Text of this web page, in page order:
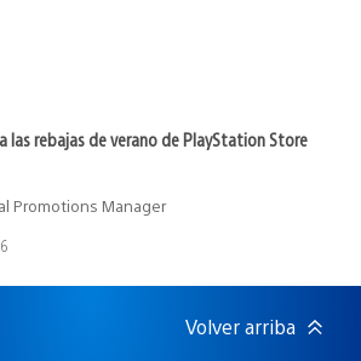
las rebajas de verano de PlayStation Store
Promotions Manager
Volver arriba